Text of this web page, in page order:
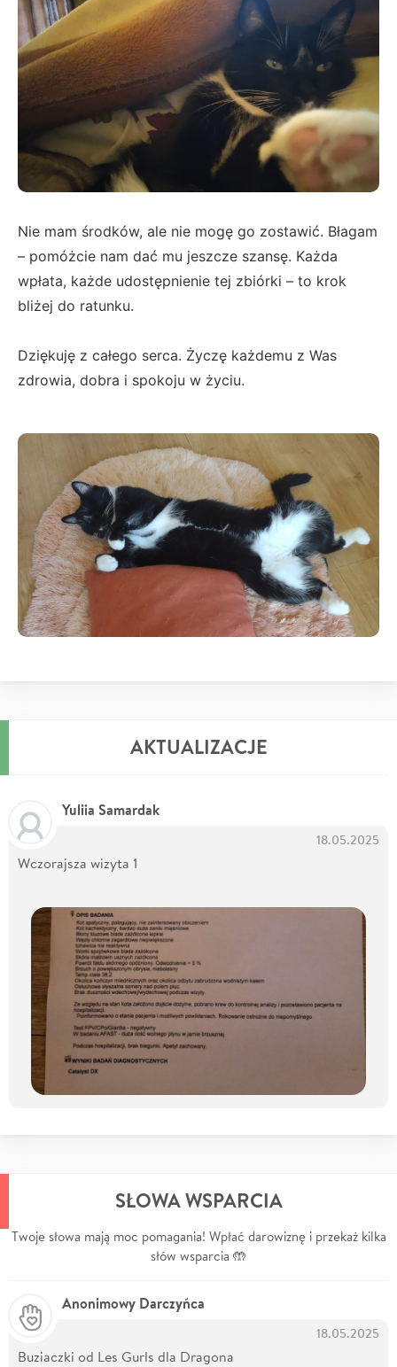
Nie mam środków, ale nie mogę go zostawić. Błagam
– pomóżcie nam dać mu jeszcze szansę. Każda
wpłata, każde udostępnienie tej zbiórki – to krok
bliżej do ratunku.
Dziękuję z całego serca. Życzę każdemu z Was
zdrowia, dobra i spokoju w życiu.
AKTUALIZACJE
Yuliia Samardak
18.05.2025
Wczorajsza wizyta 1
SŁOWA WSPARCIA
Twoje słowa mają moc pomagania! Wpłać darowiznę i przekaż kilka
słów wsparcia 🤲
Anonimowy Darczyńca
18.05.2025
Buziaczki od Les Gurls dla Dragona